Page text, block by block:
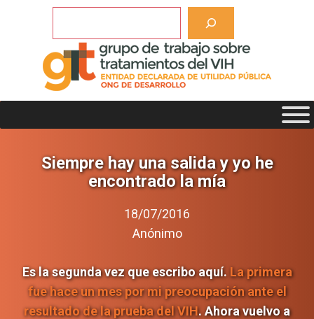
Siempre hay una salida y yo he
encontrado la mía
18/07/2016
Anónimo
Es la segunda vez que escribo aquí. La primera
fue hace un mes por mi preocupación ante el
resultado de la prueba del VIH. Ahora vuelvo a